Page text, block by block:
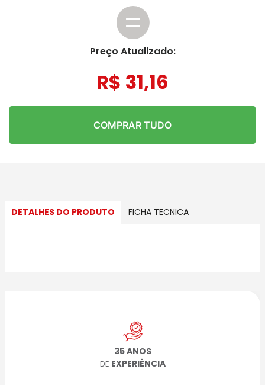
Preço Atualizado:
R$ 31,16
COMPRAR TUDO
DETALHES DO PRODUTO FICHA TECNICA
35 ANOS
DE EXPERIÊNCIA